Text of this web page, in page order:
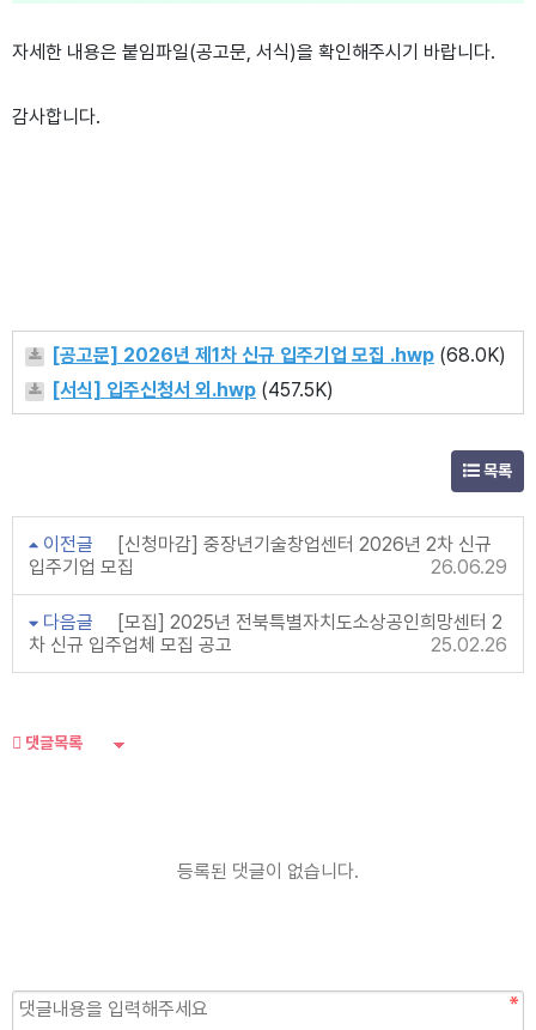
자세한 내용은 붙임파일(공고문, 서식)을 확인해주시기 바랍니다.
감사합니다.
[공고문] 2026년 제1차 신규 입주기업 모집 .hwp (68.0K)
[서식] 입주신청서 외.hwp (457.5K)
목록
이전글
[신청마감] 중장년기술창업센터 2026년 2차 신규
입주기업 모집
26.06.29
다음글
[모집] 2025년 전북특별자치도소상공인희망센터 2
차 신규 입주업체 모집 공고
25.02.26
댓글목록
등록된 댓글이 없습니다.